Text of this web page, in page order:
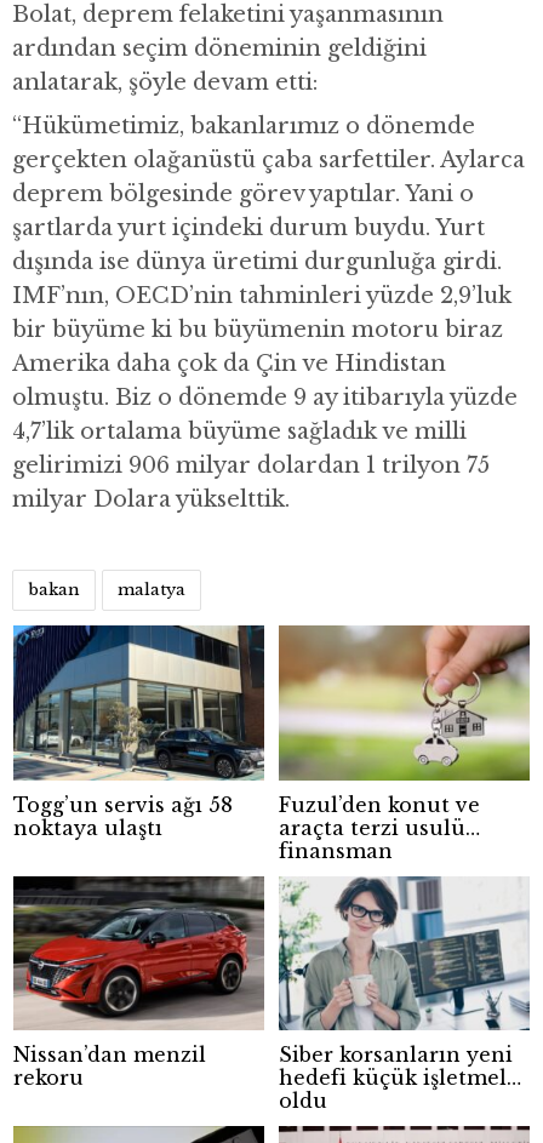
Bolat, deprem felaketini yaşanmasının
ardından seçim döneminin geldiğini
anlatarak, şöyle devam etti:
“Hükümetimiz, bakanlarımız o dönemde
gerçekten olağanüstü çaba sarfettiler. Aylarca
deprem bölgesinde görev yaptılar. Yani o
şartlarda yurt içindeki durum buydu. Yurt
dışında ise dünya üretimi durgunluğa girdi.
IMF’nın, OECD’nin tahminleri yüzde 2,9’luk
bir büyüme ki bu büyümenin motoru biraz
Amerika daha çok da Çin ve Hindistan
olmuştu. Biz o dönemde 9 ay itibarıyla yüzde
4,7’lik ortalama büyüme sağladık ve milli
gelirimizi 906 milyar dolardan 1 trilyon 75
milyar Dolara yükselttik.
bakan malatya
Togg’un servis ağı 58
noktaya ulaştı
Fuzul’den konut ve
araçta terzi usulü
finansman
Nissan’dan menzil
rekoru
Siber korsanların yeni
hedefi küçük işletmeler
oldu